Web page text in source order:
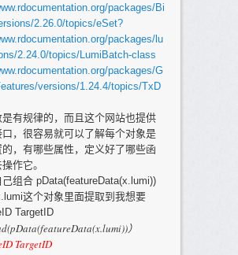
packages/Bi
2.26.0/topics/eSet?
packages/lu
2.24.0/topics/LumiBatch-class
packages/G
versions/1.24.4/topics/TxD
有规律的，而且这个网站也提供
口，很容易就可以了解每个对象是
，有哪些属性，定义好了哪些函
作它。
组合 pData(featureData(x.lumi))
这个对象里面提取到我想要
TargetID
）
TargetID